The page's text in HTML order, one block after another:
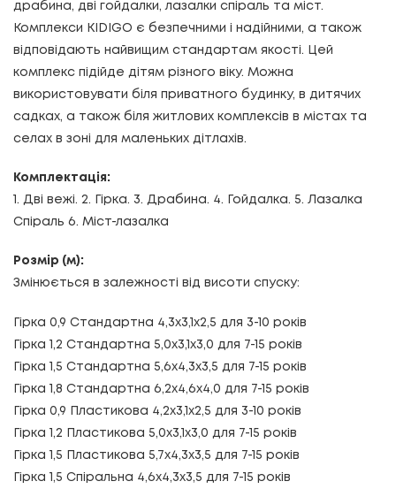
драбина, дві гойдалки, лазалки спіраль та міст.
Комплекси KIDIGO є безпечними і надійними, а також
відповідають найвищим стандартам якості. Цей
комплекс підійде дітям різного віку. Можна
використовувати біля приватного будинку, в дитячих
садках, а також біля житлових комплексів в містах та
селах в зоні для маленьких дітлахів.
Комплектація:
1. Дві вежі. 2. Гірка. 3. Драбина. 4. Гойдалка. 5. Лазалка
Спіраль 6. Міст-лазалка
Розмір (м):
Змінюється в залежності від висоти спуску:
Гірка 0,9 Стандартна 4,3х3,1х2,5 для 3-10 років
Гірка 1,2 Стандартна 5,0х3,1х3,0 для 7-15 років
Гірка 1,5 Стандартна 5,6х4,3х3,5 для 7-15 років
Гірка 1,8 Стандартна 6,2х4,6х4,0 для 7-15 років
Гірка 0,9 Пластикова 4,2х3,1х2,5 для 3-10 років
Гірка 1,2 Пластикова 5,0х3,1х3,0 для 7-15 років
Гірка 1,5 Пластикова 5,7х4,3х3,5 для 7-15 років
Гірка 1,5 Спіральна 4,6х4,3х3,5 для 7-15 років